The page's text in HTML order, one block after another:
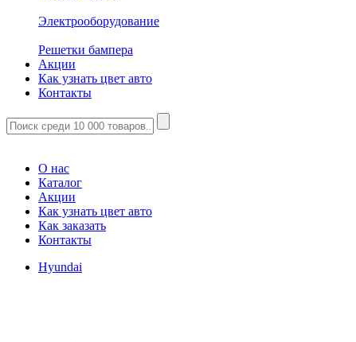
Электрооборудование
Решетки бампера
Акции
Как узнать цвет авто
Контакты
О нас
Каталог
Акции
Как узнать цвет авто
Как заказать
Контакты
Hyundai